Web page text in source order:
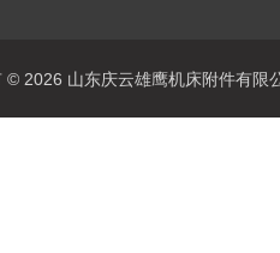
© 2026 山东庆云雄鹰机床附件有